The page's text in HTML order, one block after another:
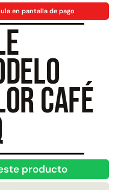
en pantalla de pago
café
producto
$9.558.557
$4.790.000
Agregar al carrito